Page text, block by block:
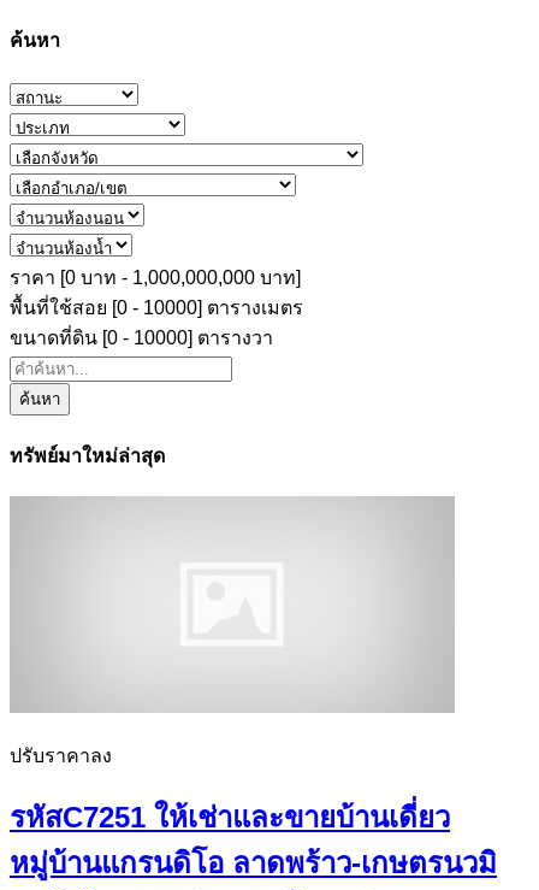
ค้นหา
ราคา [0 บาท - 1,000,000,000 บาท]
พื้นที่ใช้สอย [0 - 10000] ตารางเมตร
ขนาดที่ดิน [0 - 10000] ตารางวา
ค้นหา
ทรัพย์มาใหม่ล่าสุด
ปรับราคาลง
รหัสC7251 ให้เช่าและขายบ้านเดี่ยว
หมู่บ้านแกรนดิโอ ลาดพร้าว-เกษตรนวมิ